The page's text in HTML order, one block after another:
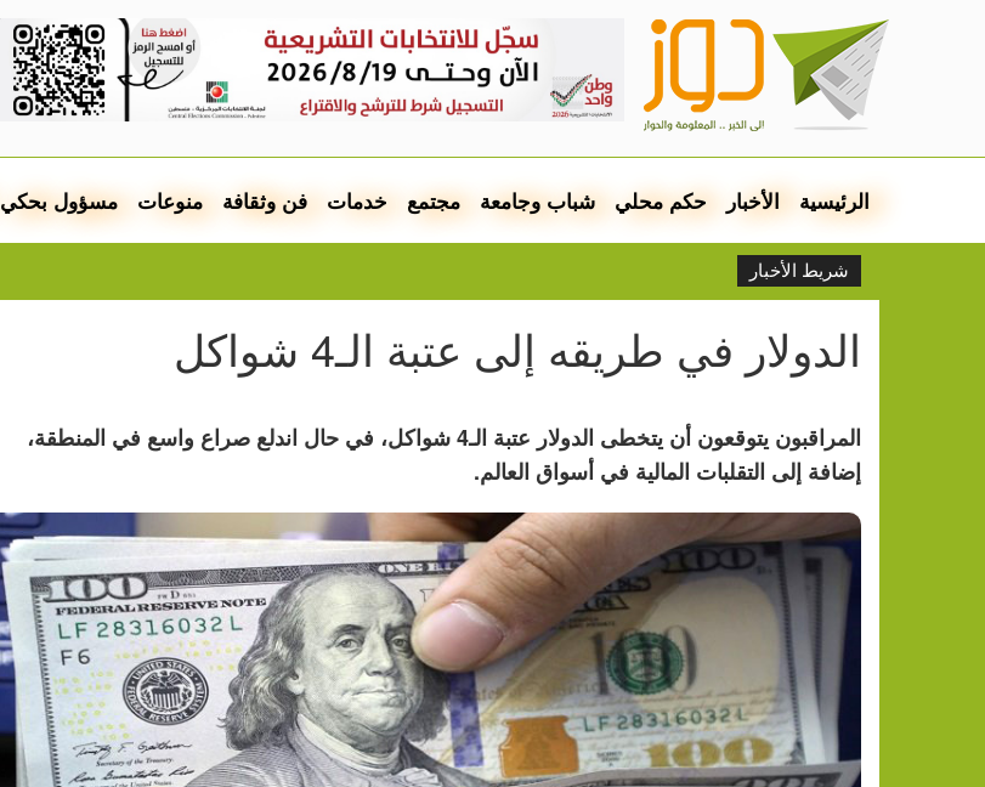
الرئيسية الأخبار حكم محلي شباب وجامعة مجتمع خدمات فن وثقافة منوعات مسؤول بحكي
شريط الأخبار
الدولار في طريقه إلى عتبة الـ4 شواكل
المراقبون يتوقعون أن يتخطى الدولار عتبة الـ4 شواكل، في حال اندلع صراع واسع في المنطقة،
إضافة إلى التقلبات المالية في أسواق العالم.